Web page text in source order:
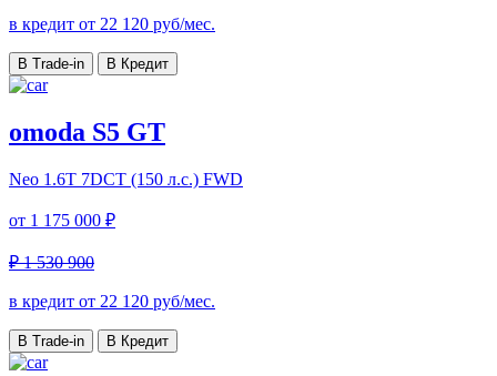
в кредит от 22 120 руб/мес.
В Trade-in В Кредит
omoda S5 GT
Neo 1.6T 7DCT (150 л.с.) FWD
от 1 175 000 ₽
₽ 1 530 900
в кредит от 22 120 руб/мес.
В Trade-in В Кредит